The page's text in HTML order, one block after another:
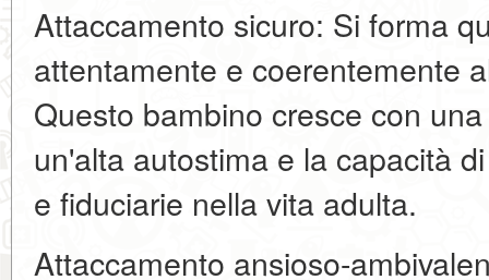
Attaccamento sicuro: Si forma
attentamente e coerentemente
Questo bambino cresce con
un'alta autostima e la capacità
e fiduciarie nella vita adulta.
Attaccamento ansioso-